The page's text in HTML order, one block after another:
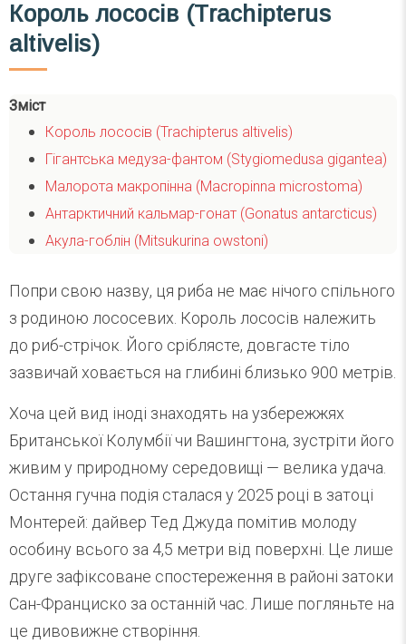
Король лососів (Trachipterus
altivelis)
Зміст
Король лососів (Trachipterus altivelis)
Гігантська медуза-фантом (Stygiomedusa gigantea)
Малорота макропінна (Macropinna microstoma)
Антарктичний кальмар-гонат (Gonatus antarcticus)
Акула-гоблін (Mitsukurina owstoni)
Попри свою назву, ця риба не має нічого спільного
з родиною лососевих. Король лососів належить
до риб-стрічок. Його сріблясте, довгасте тіло
зазвичай ховається на глибині близько 900 метрів.
Хоча цей вид іноді знаходять на узбережжях
Британської Колумбії чи Вашингтона, зустріти його
живим у природному середовищі — велика удача.
Остання гучна подія сталася у 2025 році в затоці
Монтерей: дайвер Тед Джуда помітив молоду
особину всього за 4,5 метри від поверхні. Це лише
друге зафіксоване спостереження в районі затоки
Сан-Франциско за останній час. Лише погляньте на
це дивовижне створіння.